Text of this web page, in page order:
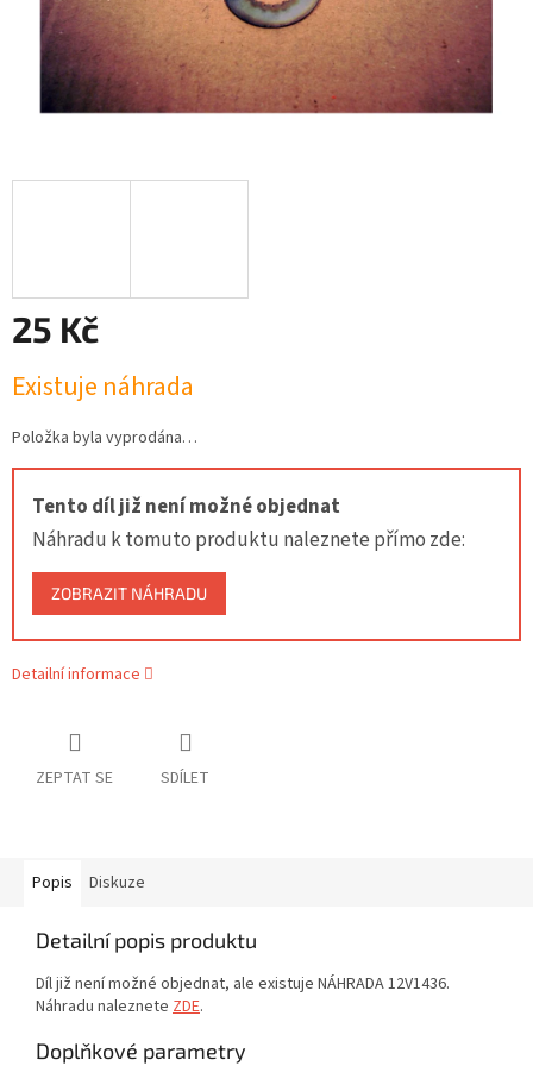
25 Kč
cena:
Existuje náhrada
Položka byla vyprodána…
Tento díl již není možné objednat
Náhradu k tomuto produktu naleznete přímo zde:
ZOBRAZIT NÁHRADU
Detailní informace
ZEPTAT SE SDÍLET
Popis Diskuze
Detailní popis produktu
Díl již není možné objednat, ale existuje NÁHRADA 12V1436.
Náhradu naleznete ZDE.
Doplňkové parametry